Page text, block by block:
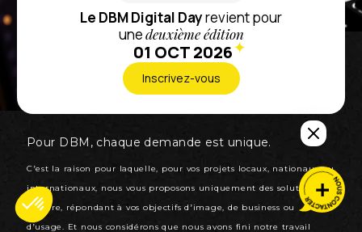
Pour DBM, chaque demande est unique.
C’est la raison pour laquelle, pour vos projets locaux, nationaux ou
internationaux, nous vous proposons uniquement des solutions sur
mesure, répondant à vos objectifs d’image, de business ou
d’usage. Et nous considérons que nous avons fini notre travail
Le DBM Digital Dayrevient pour
unedeuxième édition
01 OCT 2026
Inscrivez-vous